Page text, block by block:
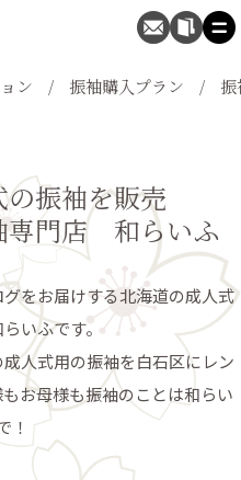
ン 振袖購入プラン 振
振袖を販売
専門店 和らいふ
をお届けする北海道の成人式
いふです。
人式用の振袖を白石区にレン
お母様も振袖のことは和らい
！